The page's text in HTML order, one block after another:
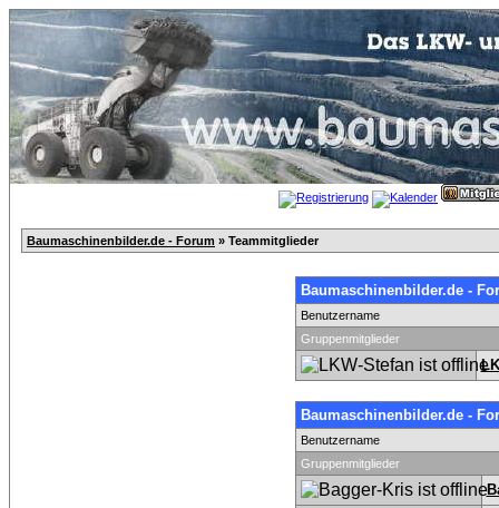
Baumaschinenbilder.de - Forum » Teammitglieder
Baumaschinenbilder.de -
Benutzername
Gruppenmitglieder
Baumaschinenbilder.de -
Benutzername
Gruppenmitglieder